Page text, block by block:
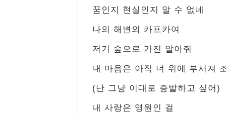
꿈인지 현실인지 알 수 없네
나의 해변의 카프카여
저기 숲으로 가진 말아줘
내 마음은 아직 너 위에 부서져
(난 그냥 이대로 증발하고 싶어)
내 사랑은 영원인 걸